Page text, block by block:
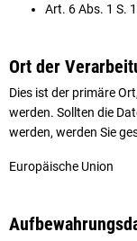
Art. 6 Abs. 1 S.
Ort der
Dies ist der primäre
werden. Sollten die
werden, werden Sie
Europäische Union